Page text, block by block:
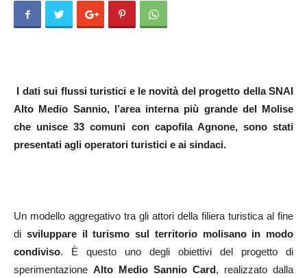
I dati sui flussi turistici e le novità del progetto della SNAI
Alto Medio Sannio, l’area interna più grande del Molise
che unisce 33 comuni con capofila Agnone, sono stati
presentati agli operatori turistici e ai sindaci.
Un modello aggregativo tra gli attori della filiera turistica al fine
di sviluppare il turismo sul territorio molisano in modo
condiviso. È questo uno degli obiettivi del progetto di
sperimentazione Alto Medio Sannio Card, realizzato dalla